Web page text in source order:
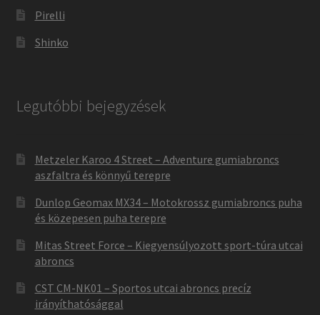
Pirelli
Shinko
Legutóbbi bejegyzések
Metzeler Karoo 4 Street – Adventure gumiabroncs
aszfaltra és könnyű terepre
Dunlop Geomax MX34 – Motokrossz gumiabroncs puha
és közepesen puha terepre
Mitas Street Force – Kiegyensúlyozott sport-túra utcai
abroncs
CST CM-NK01 – Sportos utcai abroncs precíz
irányíthatósággal